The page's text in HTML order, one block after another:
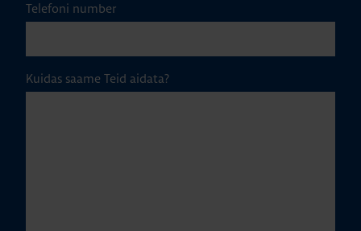
Telefoni number
Kuidas saame Teid aidata?